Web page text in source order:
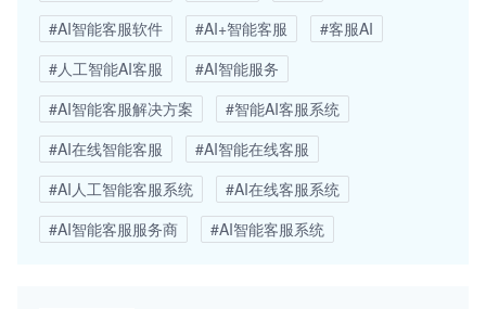
#AI智能客服软件
#AI+智能客服
#客服AI
#人工智能AI客服
#AI智能服务
#AI智能客服解决方案
#智能AI客服系统
#AI在线智能客服
#AI智能在线客服
#AI人工智能客服系统
#AI在线客服系统
#AI智能客服服务商
#AI智能客服系统